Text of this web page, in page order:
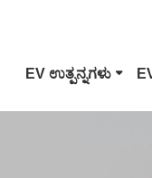
EV ಉತ್ಪನ್ನಗಳು